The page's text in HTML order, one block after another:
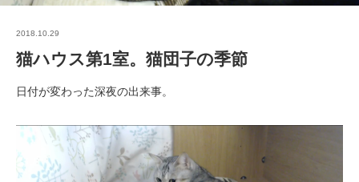
2018.10.29
猫ハウス第1室。猫団子の季節
日付が変わった深夜の出来事。